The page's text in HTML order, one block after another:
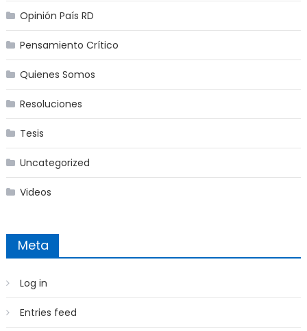
Opinión País RD
Pensamiento Crítico
Quienes Somos
Resoluciones
Tesis
Uncategorized
Videos
Meta
Log in
Entries feed